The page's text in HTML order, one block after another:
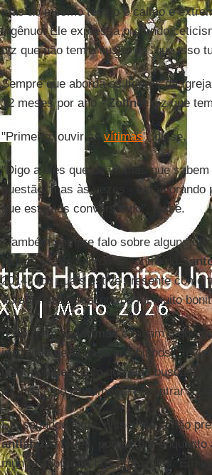
mas ao mesmo tempo é calmo e
ingênuo. Ele expressa profundo
diz que não tem a ilusão de "que isso
Sempre que aborda os líderes da
12 meses por ano - Zollnerdiz que
"Primeiro, ouvir àsvítimas", disse.
"Digo a eles que as vítimas que
questão, mas às vezes - estão orando
que estamos conversando", disse.
"Também sempre falo sobre alguns
Muitas vezes falo do encontro do
2014, nos quais estive presente como
durante esses encontros foi muito
"Priorizem asvítimase façam o que
instrução geral dada aos bispos.
isso, porque é isso que elas buscam
na vida e possivelmente encontrar a
Em segundo lugar, disse, ele já não
antiabusofortes, porque por
mundo adotaram tais protocolos. Em